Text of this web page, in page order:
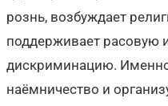
рознь, возбуждает
поддерживает расовую
дискриминацию.
наёмничество и